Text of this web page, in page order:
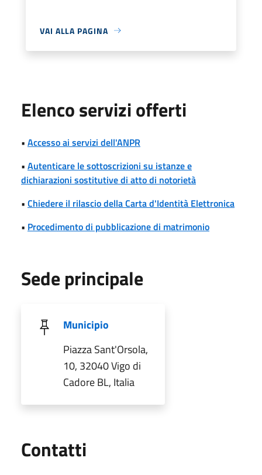
VAI ALLA PAGINA
Elenco servizi offerti
• Accesso ai servizi dell'ANPR
• Autenticare le sottoscrizioni su istanze e
dichiarazioni sostitutive di atto di notorietà
• Chiedere il rilascio della Carta d'Identità Elettronica
• Procedimento di pubblicazione di matrimonio
Sede principale
Municipio
Piazza Sant'Orsola,
10, 32040 Vigo di
Cadore BL, Italia
Contatti